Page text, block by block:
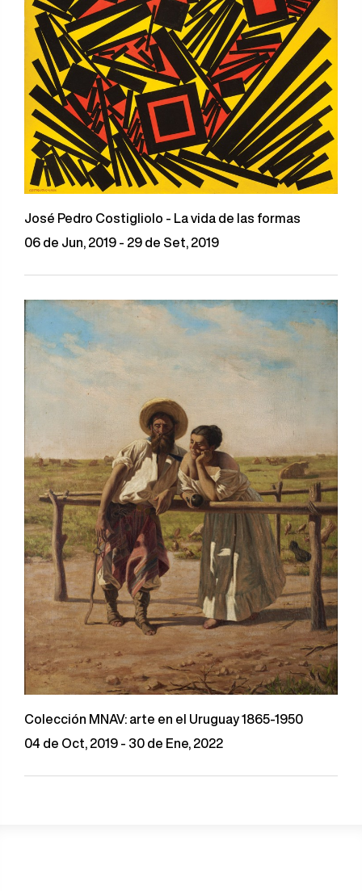
José Pedro Costigliolo - La vida de las formas
06 de Jun, 2019 - 29 de Set, 2019
Colección MNAV: arte en el Uruguay 1865-1950
04 de Oct, 2019 - 30 de Ene, 2022